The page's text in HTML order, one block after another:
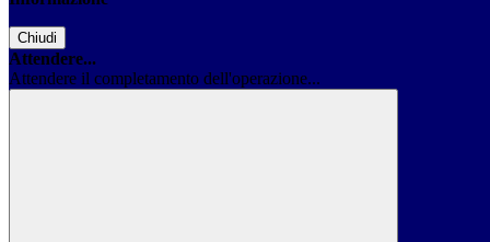
Chiudi
Attendere...
Attendere il completamento dell'operazione...